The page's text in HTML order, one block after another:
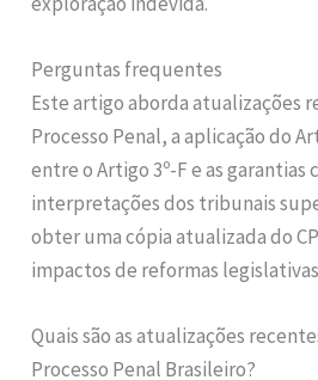
Perguntas frequentes
Este artigo aborda atualizações
Processo Penal, a aplicação do
entre o Artigo 3º-F e as
interpretações dos tribunais
obter uma cópia atualizada do
impactos de reformas
Quais são as atualizações
Processo Penal Brasileiro?